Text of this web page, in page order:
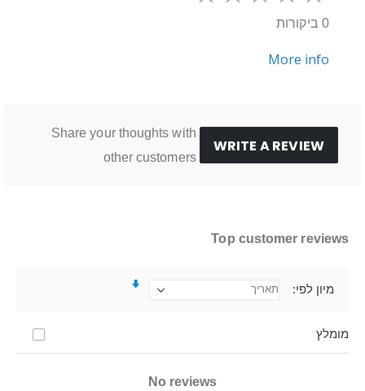
0 ביקורות
More info
WRITE A REVIEW
Share your thoughts with
other customers
Top customer reviews
מומלץ
מיון לפי
No reviews